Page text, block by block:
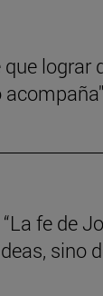
que lograr
fe de
sino